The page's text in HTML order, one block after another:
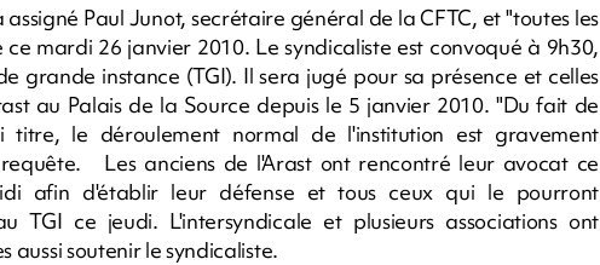
Paul Junot, secrétaire général de la CFTC, et "toutes les
mardi 26 janvier 2010. Le syndicaliste est convoqué à 9h30,
grande instance (TGI). Il sera jugé pour sa présence et celles
au Palais de la Source depuis le 5 janvier 2010. "Du fait de
titre, le déroulement normal de l'institution est gravement
Les anciens de l'Arast ont rencontré leur avocat ce
afin d'établir leur défense et tous ceux qui le pourront
TGI ce jeudi. L'intersyndicale et plusieurs associations ont
aussi soutenir le syndicaliste.